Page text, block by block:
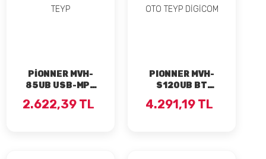
PİONNER MVH-
85UB USB-MP3
2.622,39 TL
PIONNER MVH-
S120UB BT
USB'Lİ OTO TEYP
4.291,19 TL